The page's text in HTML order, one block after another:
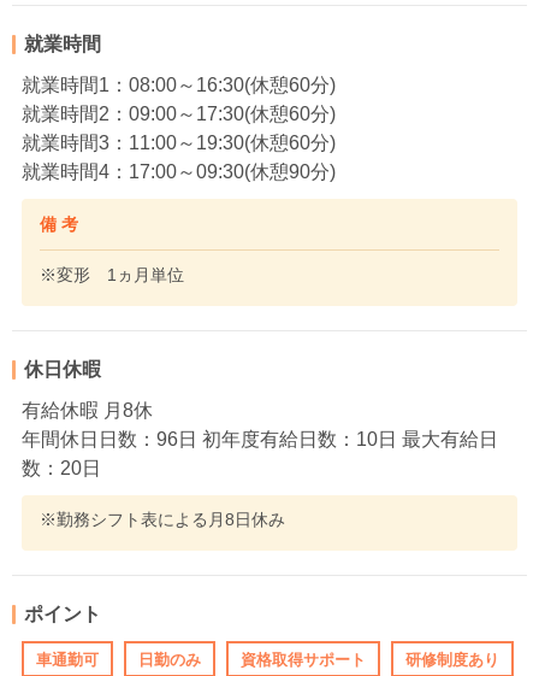
就業時間
就業時間1：08:00～16:30(休憩60分)
就業時間2：09:00～17:30(休憩60分)
就業時間3：11:00～19:30(休憩60分)
就業時間4：17:00～09:30(休憩90分)
備 考
※変形 1ヵ月単位
休日休暇
有給休暇 月8休
年間休日日数：96日 初年度有給日数：10日 最大有給日
数：20日
※勤務シフト表による月8日休み
ポイント
車通勤可 日勤のみ 資格取得サポート 研修制度あり